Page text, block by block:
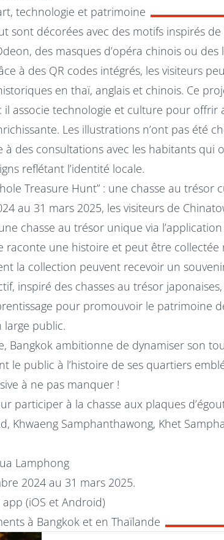
technologie et patrimoine
sont décorées avec des motifs inspirés
des masques d’opéra chinois ou des
à des QR codes intégrés, les visiteurs
en thaï, anglais et chinois. Ce
il associe technologie et culture pour offrir
Les illustrations n’ont pas été
à des consultations avec les habitants qui
reflétant l’identité locale.
Treasure Hunt” : une chasse au trésor
au 31 mars 2025, les visiteurs de
chasse au trésor unique via
raconte une histoire et peut être collectée
la collection peuvent recevoir un
inspiré des chasses au trésor
pour promouvoir le patrimoine
public.
Bangkok ambitionne de dynamiser son
le public à l’histoire de ses quartiers
à ne pas manquer !
participer à la chasse aux plaques
Khwaeng Samphanthawong, Khet
Lamphong
2024 au 31 mars 2025.
(iOS et Android)
à Bangkok et en Thaïlande